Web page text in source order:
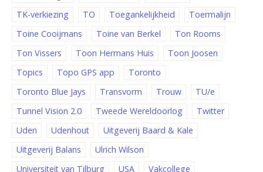
TK-verkiezing
TO Toegankelijkheid
Toermalijn
Toine Cooijmans
Toine van Berkel
Ton Rooms
Ton Vissers
Toon Hermans Huis
Toon Joosen
Topics
Topo GPS app
Toronto
Toronto Blue Jays
Transvorm Trouw
TU/e
Tunnel Vision 2.0
Tweede Wereldoorlog
Twitter
Uden
Udenhout
Uitgeverij Baard & Kale
Uitgeverij Balans
Ulrich Wilson
Universiteit van Tilburg
USA
Vakcollege